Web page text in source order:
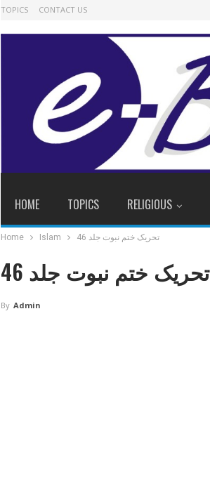
TOPICS CONTACT US
HOME TOPICS RELIGIOUS
Home Islam تحریک ختم نبوت جلد 46
تحریک ختم نبوت جلد 46
By Admin